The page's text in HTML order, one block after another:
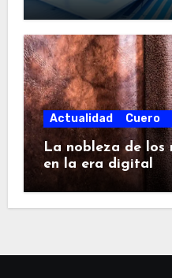
Actualidad Cuero
La nobleza de los
en la era digital